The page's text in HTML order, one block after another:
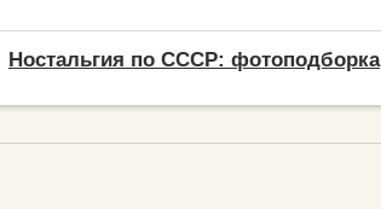
Ностальгия по СССР: фотоподборка